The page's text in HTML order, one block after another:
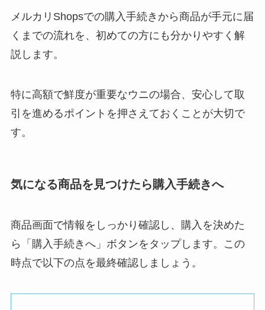
メルカリShopsでの購入手続きから商品が手元に届
くまでの流れを、初めての方にも分かりやすく解
説します。
特に高額で鮮度が重要なウニの場合、安心して取
引を進めるポイントを押さえておくことが大切で
す。
気になる商品を見つけたら購入手続きへ
商品画面で情報をしっかり確認し、購入を決めた
ら「購入手続きへ」ボタンをタップします。この
時点で以下の点を最終確認しましょう。